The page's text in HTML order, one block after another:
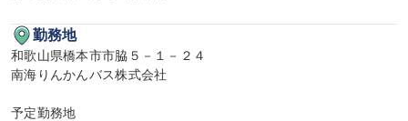
勤務地
和歌山県橋本市市脇５－１－２４
南海りんかんバス株式会社
予定勤務地